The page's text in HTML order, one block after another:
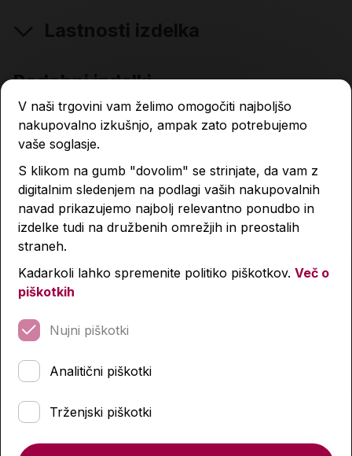
Lastnosti izdelka
Podobni izdelki
V naši trgovini vam želimo omogočiti najboljšo
nakupovalno izkušnjo, ampak zato potrebujemo
vaše soglasje.
S klikom na gumb "dovolim" se strinjate, da vam z
digitalnim sledenjem na podlagi vaših nakupovalnih
navad prikazujemo najbolj relevantno ponudbo in
izdelke tudi na družbenih omrežjih in preostalih
straneh.
Kadarkoli lahko spremenite politiko piškotkov. Več o
piškotkih
Nujni piškotki
Analitični piškotki
Trženjski piškotki